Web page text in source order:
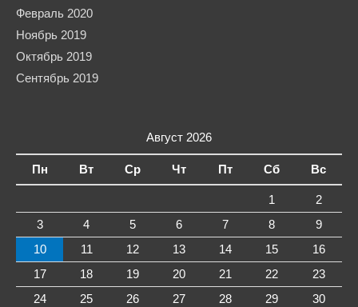
Февраль 2020
Ноябрь 2019
Октябрь 2019
Сентябрь 2019
Август 2026
Пн Вт Ср Чт Пт Сб Вс
1
2
3
4 5 6 7 8
9
10
11 12 13 14 15
16
17
18 19 20 21 22
23
24
25 26 27 28 29
30